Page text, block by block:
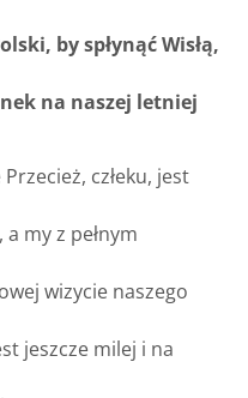
by spłynąć Wisłą,
na naszej letniej
człeku, jest
my z pełnym
wizycie naszego
jeszcze milej i na